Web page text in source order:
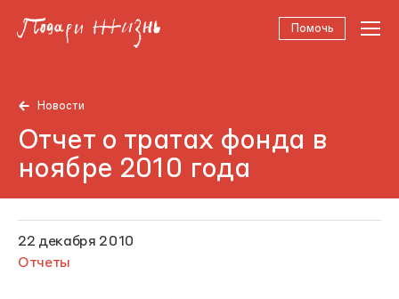
Помочь
Новости
Отчет о тратах фонда в
ноябре 2010 года
22 декабря 2010
Отчеты